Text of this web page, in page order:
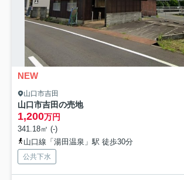
NEW
山口市吉田
山口市吉田の売地
1,200万円
341.18㎡ (-)
山口線「湯田温泉」駅 徒歩30分
公共下水